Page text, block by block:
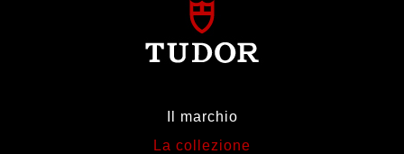
Il marchio
La collezione